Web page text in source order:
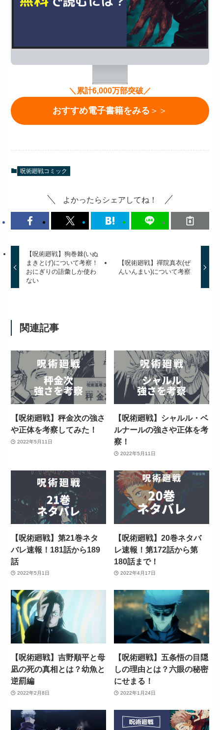
＼累計6,000万部突破／
おすすめ電子書籍をみる ＞＞
呪術廻戦コミック
よかったらシェアしてね！
【呪術廻戦】狗巻棘(いぬ
まきとげ)について考察！
おにぎりの語彙しか使わ
ない
【呪術廻戦】禪院真衣(ぜ
んいんまい)について考察
関連記事
【呪術廻戦】秤金次の強さ
や正体を考察してみた！
2022年5月11日
【呪術廻戦】シャルル・ベ
ルナールの強さや正体を考
察！
2022年5月11日
【呪術廻戦】第21巻ネタ
バレ速報！181話から189
話
2022年5月1日
【呪術廻戦】20巻ネタバ
レ速報！第172話から第
180話まで！
2022年4月17日
【呪術廻戦】吉野順平と母
凪の死の真相とは？幼魚と
逆罰編
2022年2月8日
【呪術廻戦】五条悟の目隠
しの理由とは？六眼の秘密
にせまる！
2022年1月24日